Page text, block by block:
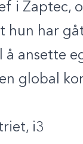
i Zaptec,
hun har
ansette
global
i3